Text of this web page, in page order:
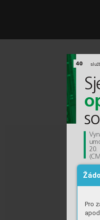
Pro
s už
40
Sj
o
so
Vyn
u
20.
(CM